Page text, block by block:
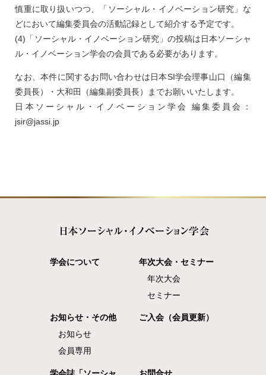
慎重に取り扱いつつ、「ソーシャル・イノベーション研究」な
どにおいて編集委員会の活動記録として紹介する予定です。
(4)「ソーシャル・イノベーション研究」の投稿は日本ソーシャ
ル・イノベーション学会の会員である必要があります。
なお、本件に関するお問い合わせは日本SI学会理事山口（編集
委員長）・大和田（編集副委員長）までお願いいたします。
日本ソーシャル・イノベーション学会 編集委員会：
jsir@jassi.jp
学会について
年次大会・セミナー
年次大会
セミナー
お知らせ・その他
お知らせ
会員専用
ご入会（会員更新）